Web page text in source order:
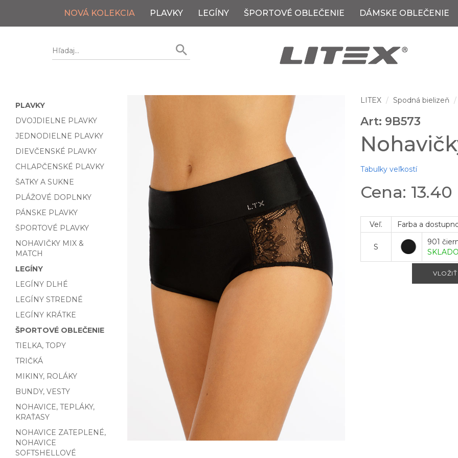
NOVÁ KOLEKCIA PLAVKY LEGÍNY ŠPORTOVÉ OBLEČENIE DÁMSKE OBLEČENIE
PLAVKY
DVOJDIELNE PLAVKY
JEDNODIELNE PLAVKY
DIEVČENSKÉ PLAVKY
CHLAPČENSKÉ PLAVKY
ŠATKY A SUKNE
PLÁŽOVÉ DOPLNKY
PÁNSKE PLAVKY
ŠPORTOVÉ PLAVKY
NOHAVIČKY MIX &
MATCH
LEGÍNY
LEGÍNY DLHÉ
LEGÍNY STREDNÉ
LEGÍNY KRÁTKE
ŠPORTOVÉ OBLEČENIE
TIELKA, TOPY
TRIČKÁ
MIKINY, ROLÁKY
BUNDY, VESTY
NOHAVICE, TEPLÁKY,
KRAŤASY
NOHAVICE ZATEPLENÉ,
NOHAVICE
SOFTSHELLOVÉ
LITEX Spodná bielizeň
Art: 9B573
Tabulky veľkostí
Cena: 13.40
Veľ. Farba a
S
901